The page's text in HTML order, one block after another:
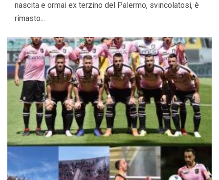
nascita e ormai ex terzino del Palermo, svincolatosi, è
rimasto...